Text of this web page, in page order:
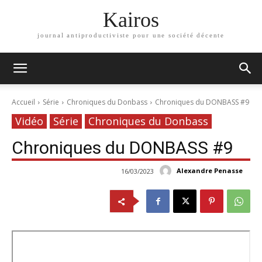
Kairos
journal antiproductiviste pour une société décente
Accueil Série Chroniques du Donbass Chroniques du DONBASS #9
Vidéo Série Chroniques du Donbass
Chroniques du DONBASS #9
Alexandre Penasse
16/03/2023